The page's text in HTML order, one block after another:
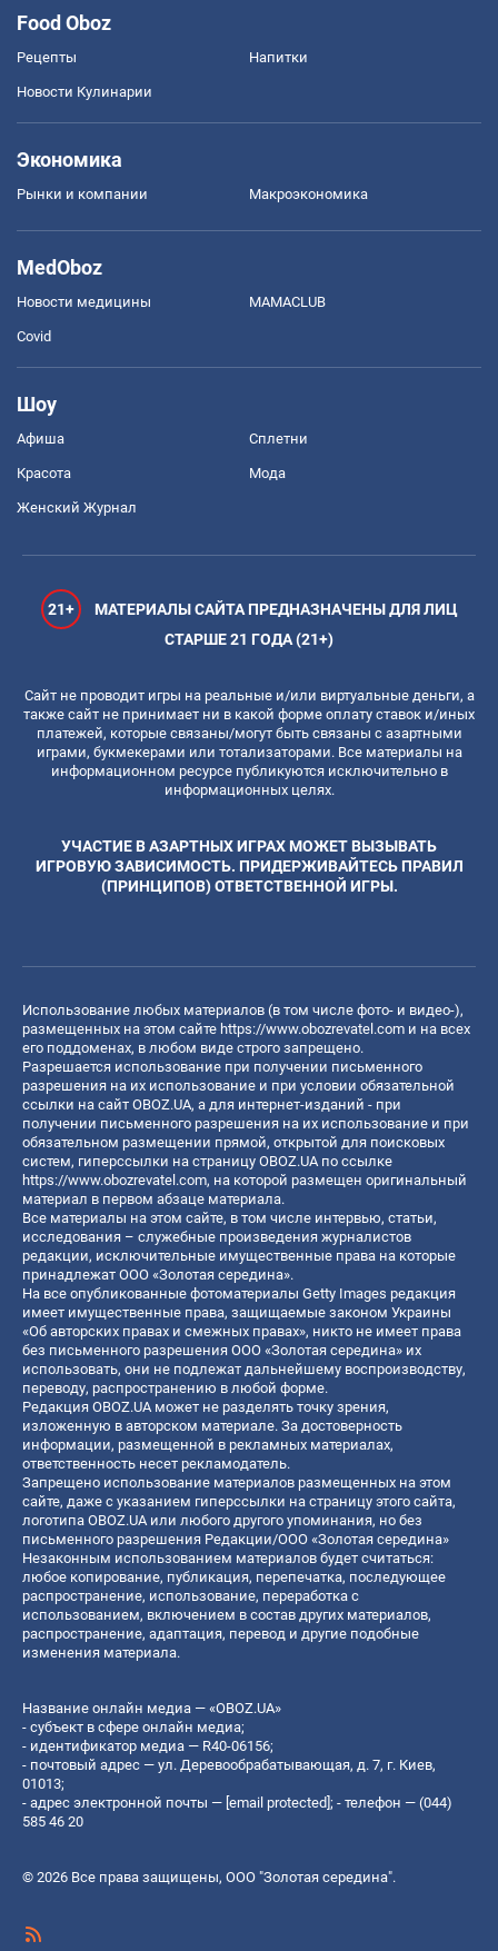
Food Oboz
Рецепты Напитки
Новости Кулинарии
Экономика
Рынки и компании Mакроэкономика
MedOboz
Новости медицины MAMACLUB
Covid
Шоу
Афиша Сплетни
Красота Мода
Женский Журнал
21+
МАТЕРИАЛЫ САЙТА ПРЕДНАЗНАЧЕНЫ ДЛЯ ЛИЦ
СТАРШЕ 21 ГОДА (21+)
Сайт не проводит игры на реальные и/или виртуальные деньги, а
также сайт не принимает ни в какой форме оплату ставок и/иных
платежей, которые связаны/могут быть связаны с азартными
играми, букмекерами или тотализаторами. Все материалы на
информационном ресурсе публикуются исключительно в
информационных целях.
УЧАСТИЕ В АЗАРТНЫХ ИГРАХ МОЖЕТ ВЫЗЫВАТЬ
ИГРОВУЮ ЗАВИСИМОСТЬ. ПРИДЕРЖИВАЙТЕСЬ ПРАВИЛ
(ПРИНЦИПОВ) ОТВЕТСТВЕННОЙ ИГРЫ.
Использование любых материалов (в том числе фото- и видео-),
размещенных на этом сайте https://www.obozrevatel.com и на всех
его поддоменах, в любом виде строго запрещено.
Разрешается использование при получении письменного
разрешения на их использование и при условии обязательной
ссылки на сайт OBOZ.UA, а для интернет-изданий - при
получении письменного разрешения на их использование и при
обязательном размещении прямой, открытой для поисковых
систем, гиперссылки на страницу OBOZ.UA по ссылке
https://www.obozrevatel.com, на которой размещен оригинальный
материал в первом абзаце материала.
Все материалы на этом сайте, в том числе интервью, статьи,
исследования – служебные произведения журналистов
редакции, исключительные имущественные права на которые
принадлежат ООО «Золотая середина».
На все опубликованные фотоматериалы Getty Images редакция
имеет имущественные права, защищаемые законом Украины
«Об авторских правах и смежных правах», никто не имеет права
без письменного разрешения ООО «Золотая середина» их
использовать, они не подлежат дальнейшему воспроизводству,
переводу, распространению в любой форме.
Редакция OBOZ.UA может не разделять точку зрения,
изложенную в авторском материале. За достоверность
информации, размещенной в рекламных материалах,
ответственность несет рекламодатель.
Запрещено использование материалов размещенных на этом
сайте, даже с указанием гиперссылки на страницу этого сайта,
логотипа OBOZ.UA или любого другого упоминания, но без
письменного разрешения Редакции/ООО «Золотая середина»
Незаконным использованием материалов будет считаться:
любое копирование, публикация, перепечатка, последующее
распространение, использование, переработка с
использованием, включением в состав других материалов,
распространение, адаптация, перевод и другие подобные
изменения материала.
Название онлайн медиа — «OBOZ.UA»
- субъект в сфере онлайн медиа;
- идентификатор медиа — R40-06156;
- почтовый адрес — ул. Деревообрабатывающая, д. 7, г. Киев,
01013;
- адрес электронной почты — [email protected]; - телефон — (044)
585 46 20
© 2026 Все права защищены, ООО "Золотая середина".